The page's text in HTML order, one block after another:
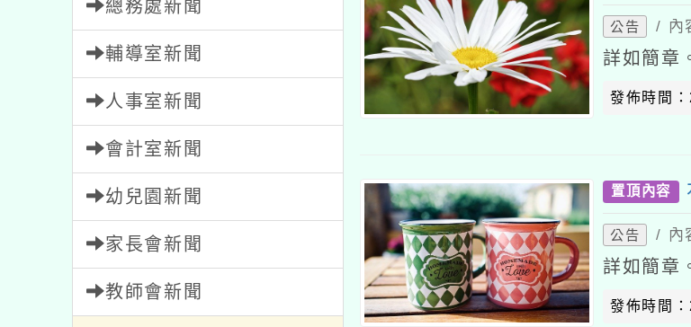
總務處新聞
輔導室新聞
人事室新聞
會計室新聞
幼兒園新聞
家長會新聞
教師會新聞
公告 / 內
詳如簡章
發佈時間
置頂內容
公告 / 內
詳如簡章
發佈時間